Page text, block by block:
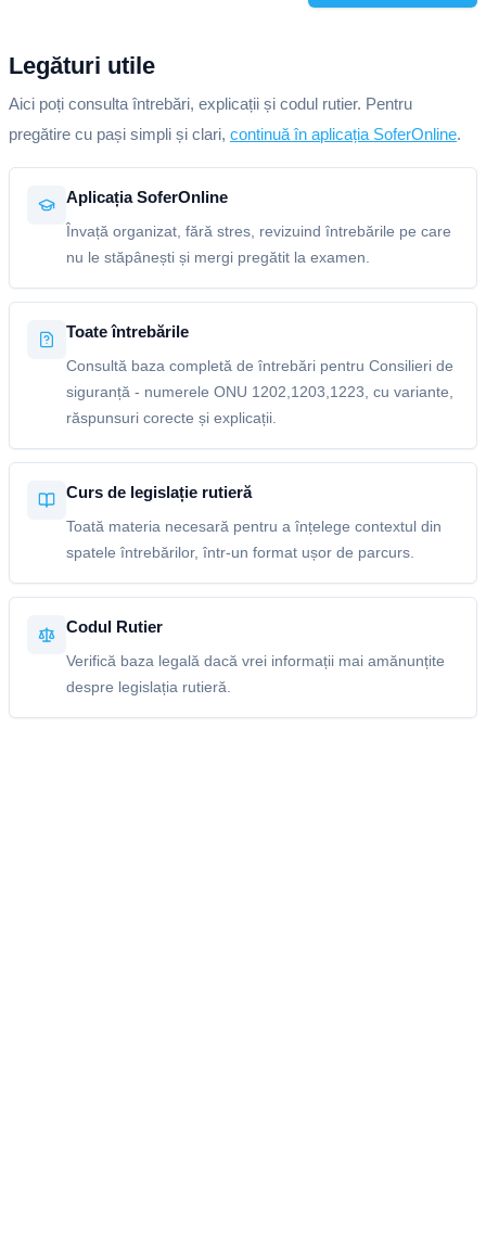
Legături utile
Aici poți consulta întrebări, explicații și codul rutier. Pentru
pregătire cu pași simpli și clari, continuă în aplicația SoferOnline.
Aplicația SoferOnline
Învață organizat, fără stres, revizuind întrebările pe care
nu le stăpânești și mergi pregătit la examen.
Toate întrebările
Consultă baza completă de întrebări pentru Consilieri de
siguranță - numerele ONU 1202,1203,1223, cu variante,
răspunsuri corecte și explicații.
Curs de legislație rutieră
Toată materia necesară pentru a înțelege contextul din
spatele întrebărilor, într-un format ușor de parcurs.
Codul Rutier
Verifică baza legală dacă vrei informații mai amănunțite
despre legislația rutieră.